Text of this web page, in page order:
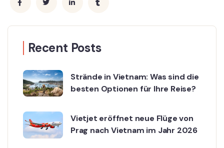
Recent Posts
Strände in Vietnam: Was sind die
besten Optionen für Ihre Reise?
Vietjet eröffnet neue Flüge von
Prag nach Vietnam im Jahr 2026